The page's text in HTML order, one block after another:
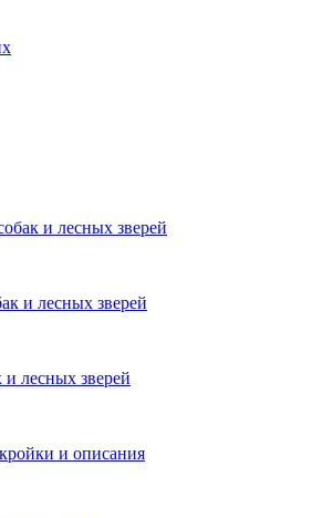
и лесных зверей
и лесных зверей
лесных зверей
и описания